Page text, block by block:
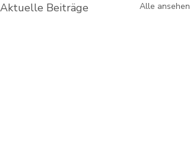
Aktuelle Beiträge Alle ansehen